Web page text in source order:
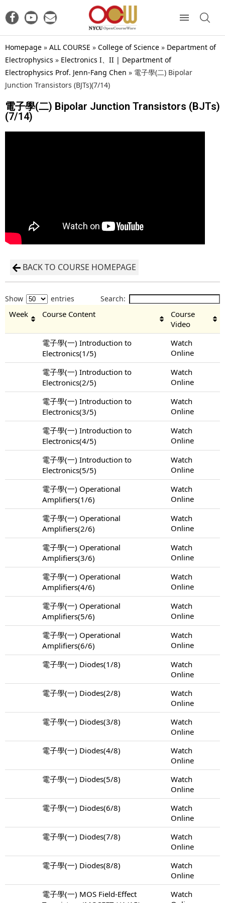
Homepage » ALL COURSE » College of Science » Department of
Electrophysics » Electronics I、II | Department of
Electrophysics Prof. Jenn-Fang Chen » 電子學(二) Bipolar
Junction Transistors (BJTs)(7/14)
電子學(二) Bipolar Junction Transistors (BJTs)
(7/14)
BACK TO COURSE HOMEPAGE
Show entries Search:
Week Course Content
Course
Video
電子學(一) Introduction to
Electronics(1/5)
Watch
Online
電子學(一) Introduction to
Electronics(2/5)
Watch
Online
電子學(一) Introduction to
Electronics(3/5)
Watch
Online
電子學(一) Introduction to
Electronics(4/5)
Watch
Online
電子學(一) Introduction to
Electronics(5/5)
Watch
Online
電子學(一) Operational
Amplifiers(1/6)
Watch
Online
電子學(一) Operational
Amplifiers(2/6)
Watch
Online
電子學(一) Operational
Amplifiers(3/6)
Watch
Online
電子學(一) Operational
Amplifiers(4/6)
Watch
Online
電子學(一) Operational
Amplifiers(5/6)
Watch
Online
電子學(一) Operational
Amplifiers(6/6)
Watch
Online
電子學(一) Diodes(1/8)
Watch
Online
電子學(一) Diodes(2/8)
Watch
Online
電子學(一) Diodes(3/8)
Watch
Online
電子學(一) Diodes(4/8)
Watch
Online
電子學(一) Diodes(5/8)
Watch
Online
電子學(一) Diodes(6/8)
Watch
Online
電子學(一) Diodes(7/8)
Watch
Online
電子學(一) Diodes(8/8)
Watch
Online
電子學(一) MOS Field-Effect
Watch